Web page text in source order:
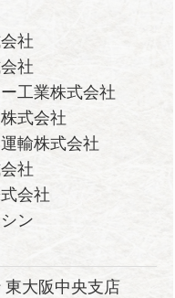
社
社
工業株式会社
式会社
輸株式会社
社
会社
ン
東大阪中央支店